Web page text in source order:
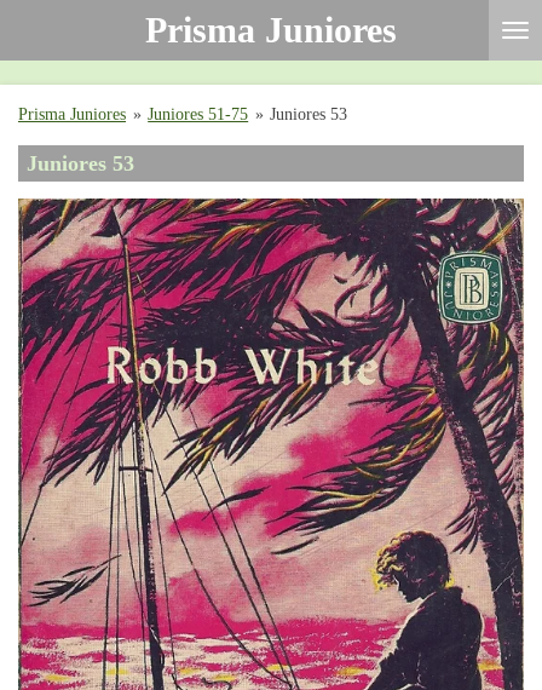
de
Prisma Juniores
Prisma Juniores » Juniores 51-75 » Juniores 53
Juniores 53